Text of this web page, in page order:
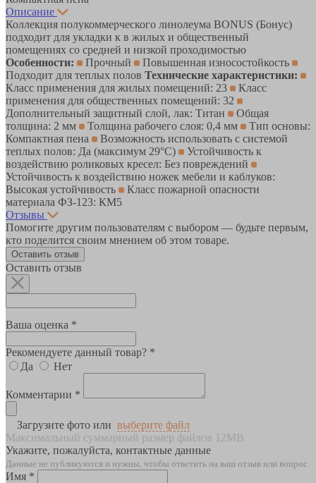
Описание
Коллекция полукоммерческого линолеума BONUS (Бонус)
подходит для укладки к в жилых и общественный
помещениях со средней и низкой проходимостью
Особенности:
Прочный
Повышенная износостойкость
Подходит для теплых полов Технические характеристики:
Класс применения для жилых помещений: 23
Класс
применения для общественных помещений: 32
Дополнительный защитный слой, лак: Титан
Общая
толщина: 2 мм
Толщина рабочего слоя: 0,4 мм
Тип основы:
Компактная пена
Возможность использовать с системой
теплых полов: Да (максимум 29°C)
Устойчивость к
воздействию роликовых кресел: Без повреждений
Устойчивость к воздействию ножек мебели и каблуков:
Высокая устойчивость
Класс пожарной опасности
материала ФЗ-123: КМ5
Отзывы
Помогите другим пользователям с выбором — будьте первым,
кто поделится своим мнением об этом товаре.
Оставить отзыв
Оставить отзыв
Ваша оценка *
Рекомендуете данный товар? *
Да
Нет
Комментарии *
Загрузите фото или выберите файл
Максимальный суммарный размер файлов 12MB
Укажите, пожалуйста, контактные данные
Данные не публикуются и нужны, чтобы ответить на ваш отзыв или вопрос
Имя *